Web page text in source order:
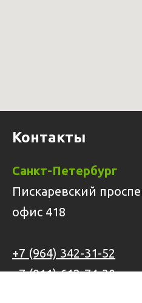
Контакты
Санкт-Петербург
Пискаревский
офис 418
+7 (964) 342-31-52
+7 (911) 612-74-30